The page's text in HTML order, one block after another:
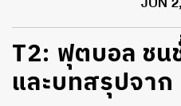
JUN
T2: ฟุตบอล ช
และบทสรุปจา